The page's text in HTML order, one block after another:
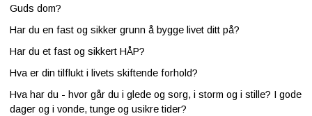
Nettkirke
Kontakt
Guds dom?
Har du en fast og sikker grunn å bygge livet ditt på?
Har du et fast og sikkert HÅP?
Hva er din tilflukt i livets skiftende forhold?
Hva har du - hvor går du i glede og sorg, i storm og i stille? I gode
dager og i vonde, tunge og usikre tider?